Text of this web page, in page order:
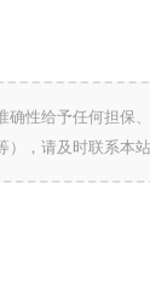
性给予任何担保
，请及时联系本